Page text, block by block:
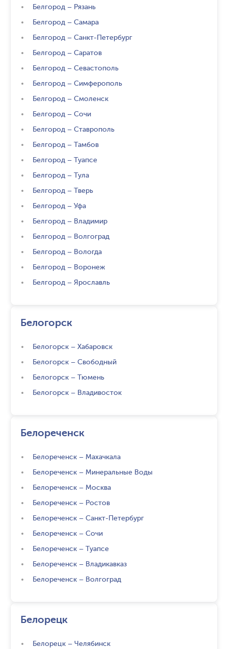
Белгород – Рязань
Белгород – Самара
Белгород – Санкт-Петербург
Белгород – Саратов
Белгород – Севастополь
Белгород – Симферополь
Белгород – Смоленск
Белгород – Сочи
Белгород – Ставрополь
Белгород – Тамбов
Белгород – Туапсе
Белгород – Тула
Белгород – Тверь
Белгород – Уфа
Белгород – Владимир
Белгород – Волгоград
Белгород – Вологда
Белгород – Воронеж
Белгород – Ярославль
Белогорск
Белогорск – Хабаровск
Белогорск – Свободный
Белогорск – Тюмень
Белогорск – Владивосток
Белореченск
Белореченск – Махачкала
Белореченск – Минеральные Воды
Белореченск – Москва
Белореченск – Ростов
Белореченск – Санкт-Петербург
Белореченск – Сочи
Белореченск – Туапсе
Белореченск – Владикавказ
Белореченск – Волгоград
Белорецк
Белорецк – Челябинск